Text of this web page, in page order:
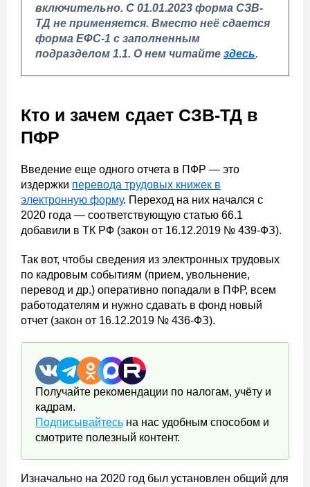
включительно. С 01.01.2023 форма СЗВ-
ТД не применяется. Вместо неё сдается
форма ЕФС-1 с заполненным
подразделом 1.1. О нем читайте здесь.
Кто и зачем сдает СЗВ-ТД в
ПФР
Введение еще одного отчета в ПФР — это
издержки перевода трудовых книжек в
электронную форму. Переход на них начался с
2020 года — соответствующую статью 66.1
добавили в ТК РФ (закон от 16.12.2019 № 439-ФЗ).
Так вот, чтобы сведения из электронных трудовых
по кадровым событиям (прием, увольнение,
перевод и др.) оперативно попадали в ПФР, всем
работодателям и нужно сдавать в фонд новый
отчет (закон от 16.12.2019 № 436-ФЗ).
Получайте рекомендации по налогам, учёту и
кадрам.
Подписывайтесь на нас удобным способом и
смотрите полезный контент.
Изначально на 2020 год был установлен общий для